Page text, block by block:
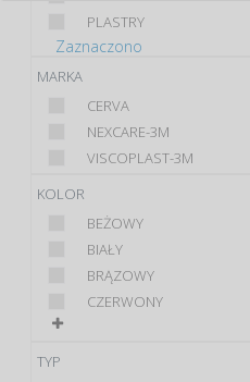
PLASTRY
Zaznaczono
MARKA
CERVA
NEXCARE-3M
VISCOPLAST-3M
KOLOR
BEŻOWY
BIAŁY
BRĄZOWY
CZERWONY
TYP
wcześniejsza zgoda której
konta. Każda Państwa zgoda
Polityka prywatności (rozwiń)
Klauzula Informacyjna
Lista Zaufanych Partnerów